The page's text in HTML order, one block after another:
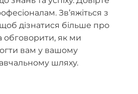
Зв’яжіться з
дізнатися більше про
обговорити, як ми
вам у вашому
шляху.